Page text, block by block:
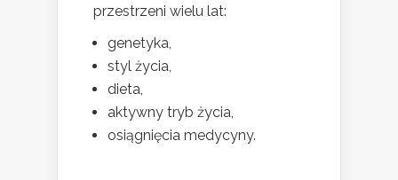
przestrzeni wielu lat:
genetyka,
styl życia,
dieta,
aktywny tryb życia,
osiągnięcia medycyny.